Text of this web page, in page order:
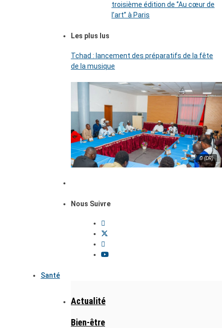
troisième édition de ‘’Au cœur de
l’art’’ à Paris
Les plus lus
Tchad : lancement des préparatifs de la fête
de la musique
© (DR)
Nous Suivre
Santé
Actualité
Bien-être